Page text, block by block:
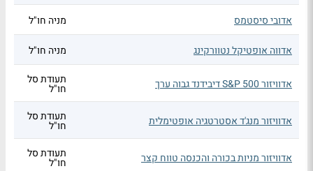
אדובי סיסטמס
מניה חו"ל
אדווה אופטיקל נטוורקינג מניה חו"ל
אדוויזור S&P 500 דיבידנד גבוה ערך תעודת סל
חו"ל
אדוויזור מנג'ד אסטרטגיה אופטימלית תעודת סל
חו"ל
אדוויזור מניות בכורה והכנסה טווח קצר תעודת סל
חו"ל